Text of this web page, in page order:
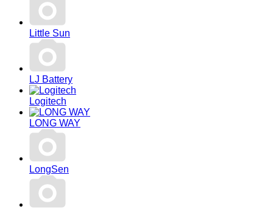
Little Sun
LJ Battery
Logitech
LONG WAY
LongSen